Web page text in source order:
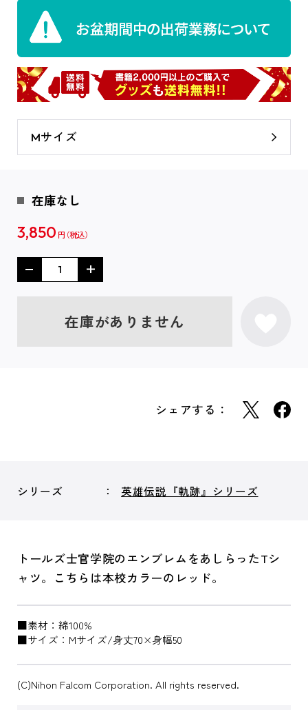
Mサイズ
在庫なし
3,850 円
在庫がありません
シェアする：
シリーズ 英雄伝説『軌跡』シリーズ
トールズ士官学院のエンブレムをあしらったTシ
ャツ。こちらは本校カラーのレッド。
■素材：綿100%
■サイズ：Mサイズ/身丈70×身幅50
(C)Nihon Falcom Corporation. All rights reserved.